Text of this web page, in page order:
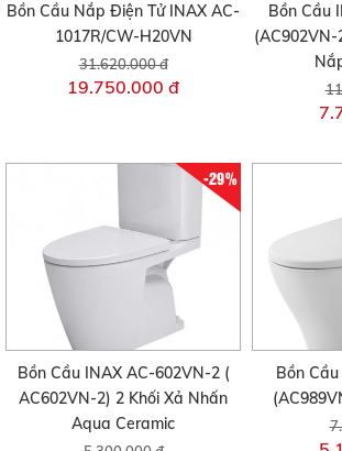
Bồn Cầu Nắp Điện Tử INAX AC-
1017R/CW-H20VN
31.620.000 đ
19.750.000 đ
Bồn Cầu
(AC902VN-
-29%
Bồn Cầu INAX AC-602VN-2 (
AC602VN-2) 2 Khối Xả Nhấn
Aqua Ceramic
Bồn